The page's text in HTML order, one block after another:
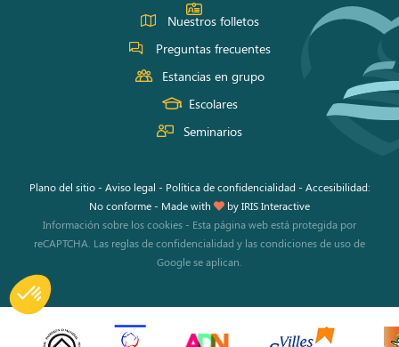
Nuestros folletos
Preguntas frecuentes
Estancias en grupo
Escolares
Seminarios
Plano del sitio- Aviso legal - Política de confidencialidad - Accesibilidad:
No conforme- Made with byIRIS Interactive
Información sobre los cookies - Esta página web está protegida por
reCAPTCHA. Las reglas de confidencialidad y lascondiciones de usode
Google se aplican.